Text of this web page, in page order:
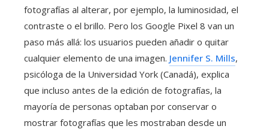
fotografías al alterar, por ejemplo, la luminosidad, el
contraste o el brillo. Pero los Google Pixel 8 van un
paso más allá: los usuarios pueden añadir o quitar
cualquier elemento de una imagen. Jennifer S. Mills,
psicóloga de la Universidad York (Canadá), explica
que incluso antes de la edición de fotografías, la
mayoría de personas optaban por conservar o
mostrar fotografías que les mostraban desde un